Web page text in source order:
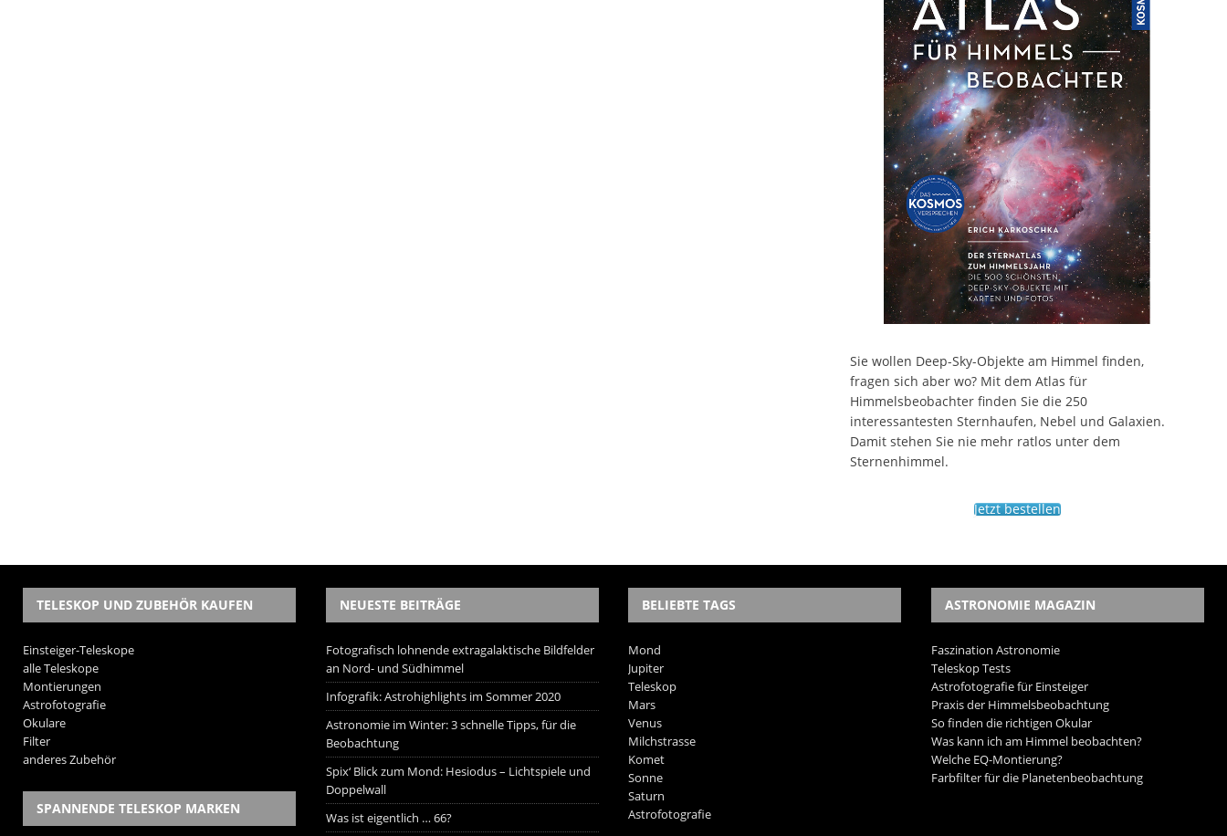
Sie wollen Deep-Sky-Objekte am Himmel finden,
fragen sich aber wo? Mit dem Atlas für
Himmelsbeobachter finden Sie die 250
interessantesten Sternhaufen, Nebel und Galaxien.
Damit stehen Sie nie mehr ratlos unter dem
Sternenhimmel.
Jetzt bestellen
TELESKOP UND ZUBEHÖR KAUFEN
Einsteiger-Teleskope
alle Teleskope
Montierungen
Astrofotografie
Okulare
Filter
anderes Zubehör
SPANNENDE TELESKOP MARKEN
NEUESTE BEITRÄGE
Fotografisch lohnende extragalaktische Bildfelder
an Nord- und Südhimmel
Infografik: Astrohighlights im Sommer 2020
Astronomie im Winter: 3 schnelle Tipps, für die
Beobachtung
Spix‘ Blick zum Mond: Hesiodus – Lichtspiele und
Doppelwall
Was ist eigentlich … 66?
BELIEBTE TAGS
Mond
Jupiter
Teleskop
Mars
Venus
Milchstrasse
Komet
Sonne
Saturn
Astrofotografie
ASTRONOMIE MAGAZIN
Faszination Astronomie
Teleskop Tests
Astrofotografie für Einsteiger
Praxis der Himmelsbeobachtung
So finden die richtigen Okular
Was kann ich am Himmel beobachten?
Welche EQ-Montierung?
Farbfilter für die Planetenbeobachtung